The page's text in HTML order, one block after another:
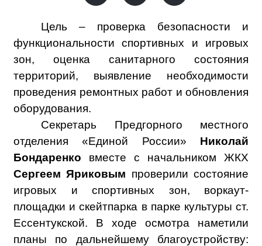
Цель – проверка безопасности и
функциональности спортивных и игровых
зон, оценка санитарного состояния
территорий, выявление необходимости
проведения ремонтных работ и обновления
оборудования.
Секретарь Предгорного местного
отделения «Единой России» Николай
Бондаренко вместе с начальником ЖКХ
Сергеем Яриковым проверили состояние
игровых и спортивных зон, воркаут-
площадки и скейтпарка в парке культуры ст.
Ессентукской. В ходе осмотра наметили
планы по дальнейшему благоустройству: